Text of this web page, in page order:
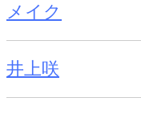
メイク
井上咲